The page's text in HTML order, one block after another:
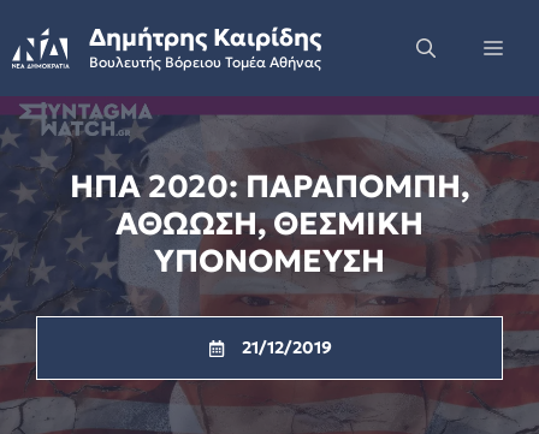
to
content
Δημήτρης Καιρίδης
Βουλευτής Βόρειου Τομέα Αθήνας
ΗΠΑ 2020: ΠΑΡΑΠΟΜΠΗ,
ΑΘΩΩΣΗ, ΘΕΣΜΙΚΗ
ΥΠΟΝΟΜΕΥΣΗ
21/12/2019